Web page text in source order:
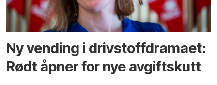
Ny vending i drivstoffdramaet:
Rødt åpner for nye avgiftskutt